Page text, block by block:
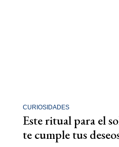
CURIOSIDADES
Este ritual para el
te cumple tus